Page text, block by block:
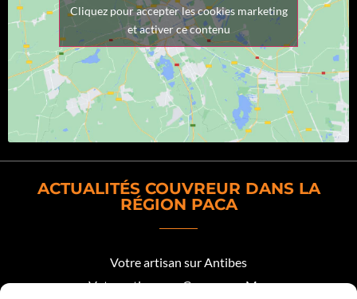
Cliquez pour accepter les cookies marketing
et activer ce contenu
ACTUALITÉS COUVREUR DANS LA
RÉGION PACA
Votre artisan sur Antibes
Votre artisan sur Cagnes sur Mer